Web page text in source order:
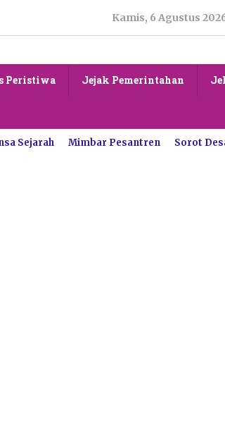
Kamis, 6 Agustus
Peristiwa Jejak Pemerintahan
Sejarah Mimbar Pesantren Sorot